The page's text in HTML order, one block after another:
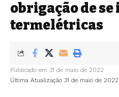
obrigação de
termelétricas
Última Atualização 31 de maio de 2022
Publicado em 31 de maio de 2022